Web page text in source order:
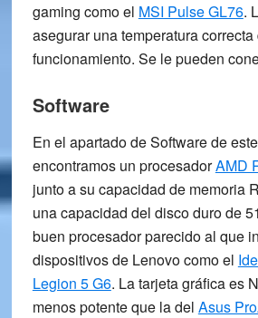
gaming como el MSI Pulse GL76.
asegurar una temperatura correcta
funcionamiento. Se le pueden
Software
En el apartado de Software de
encontramos un procesadorAMD
junto a su capacidad de memoria
una capacidad del disco duro de
buen procesador parecido al que
dispositivos de Lenovo como el
Legion 5 G6. La tarjeta gráfica es
menos potente que la del Asus